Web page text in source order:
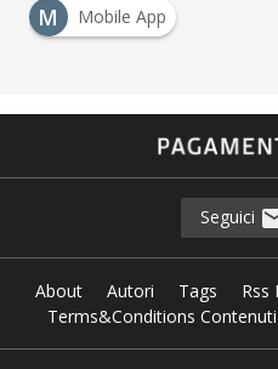
M
Mobile App
Seguici
About Autori Tags Rss
Terms&Conditions